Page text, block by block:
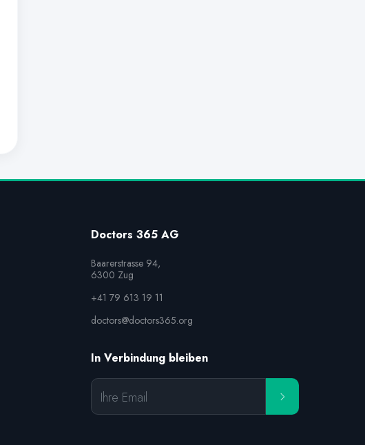
Doctors 365 AG
Baarerstrasse 94,
6300 Zug
+41 79 613 19 11
doctors@doctors365.org
In Verbindung bleiben
Ihre Email